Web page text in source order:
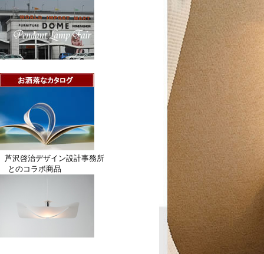
芦沢啓治デザイン設計事務所
とのコラボ商品